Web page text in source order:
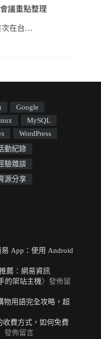
會議重點整理
次在台…
Google
MySQL
WordPress
動紀錄
驗雜談
源分享
App：使用 Android
薦：網易資訊
的架站主機〉發佈留
物用語完全攻略，超
收費方式，如何免費
發佈留言